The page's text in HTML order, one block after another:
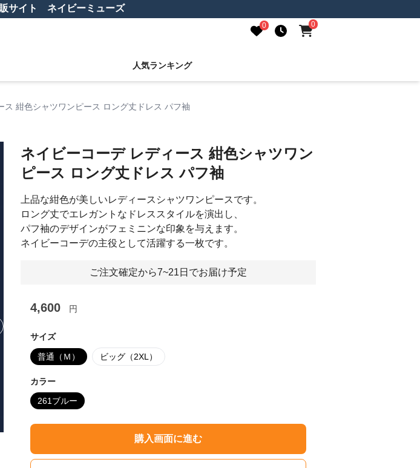
サイト ネイビーミューズ
0 0
人気ランキング
ス 紺色シャツワンピース ロング丈ドレス パフ袖
slide
ネイビーコーデ レディース 紺色シャツワン
ピース ロング丈ドレス パフ袖
上品な紺色が美しいレディースシャツワンピースです。
ロング丈でエレガントなドレススタイルを演出し、
パフ袖のデザインがフェミニンな印象を与えます。
ネイビーコーデの主役として活躍する一枚です。
ご注文確定から7~21日でお届け予定
4,600 円
サイズ
普通（Ｍ） ビッグ（2XL）
カラー
261ブルー
購入画面に進む